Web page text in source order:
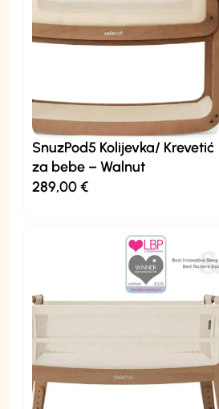
SnuzPod5 Kolijevka/ Krevetić
za bebe – Walnut
289,00€